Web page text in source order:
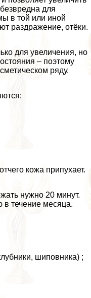
для
в той или иной
раздражение, отёки.
для увеличения, но
– поэтому
ряду.
кожа припухает.
нужно 20 минут.
течение месяца.
шиповника) ;